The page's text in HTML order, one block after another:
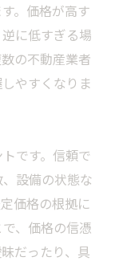
。価格が高す
に低すぎる場
の不動産業者
やすくなりま
です。信頼で
設備の状態な
価格の根拠に
、価格の信憑
だったり、具